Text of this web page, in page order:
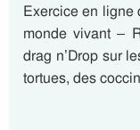
Exercice en ligne
monde vivant –
drag n’Drop sur
tortues, des